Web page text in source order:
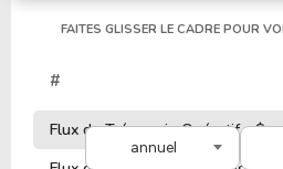
annuel
FAITES GLISSER LE CADRE POUR
#
Flux de Trésorerie Opératif - $